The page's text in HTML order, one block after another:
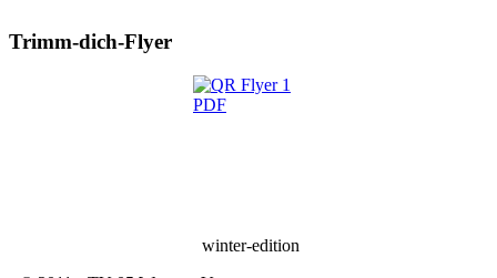
Trimm-dich-Flyer
winter-edition